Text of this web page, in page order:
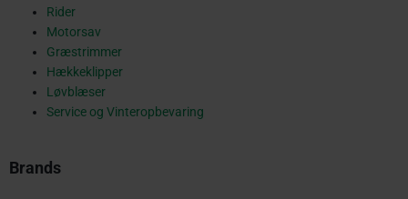
k
Rider
Motorsav
Græstrimmer
Hækkeklipper
Løvblæser
Service og Vinteropbevaring
Brands